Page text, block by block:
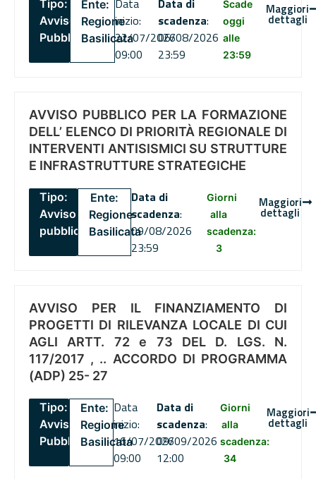
Tipo:
Avviso
Pubblico
Ente:
Regione
Basilicata
Data
inizio:
22/07/2026
09:00
Data di
scadenza:
06/08/2026
23:59
Scade
oggi
alle
23:59
Maggiori
dettagli
AVVISO PUBBLICO PER LA FORMAZIONE
DELL’ ELENCO DI PRIORITÀ REGIONALE DI
INTERVENTI ANTISISMICI SU STRUTTURE
E INFRASTRUTTURE STRATEGICHE
Tipo:
Avviso
pubblico
Ente:
Regione
Basilicata
Data di
scadenza:
09/08/2026
23:59
Giorni
alla
scadenza:
3
Maggiori
dettagli
AVVISO PER IL FINANZIAMENTO DI
PROGETTI DI RILEVANZA LOCALE DI CUI
AGLI ARTT. 72 e 73 DEL D. LGS. N.
117/2017 , .. ACCORDO DI PROGRAMMA
(ADP) 25- 27
Tipo:
Avviso
Pubblico
Ente:
Regione
Basilicata
Data
inizio:
16/07/2026
09:00
Data di
scadenza:
09/09/2026
12:00
Giorni
alla
scadenza:
34
Maggiori
dettagli